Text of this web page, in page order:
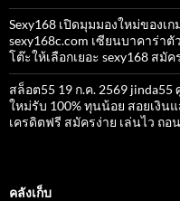
Sexy168 เปิดมุมมองใหม่ของเ
sexy168c.com เซียนบาคาร่าตั
โต๊ะให้เลือกเยอะ sexy168 สมั
สล็อต55 19 ก.ค. 2569
ใหม่รับ 100% ทุนน้อย สอยเงิ
เครดิตฟรี สมัครง่าย เล่นไว ถอ
คลังเก็บ